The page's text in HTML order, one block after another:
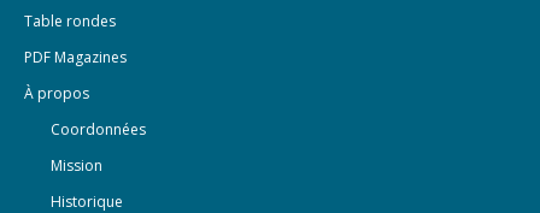
Table rondes
PDF Magazines
À propos
Coordonnées
Mission
Historique